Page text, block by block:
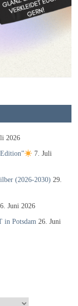
2026
7. Juli
(2026-2030) 29.
Juni 2026
in Potsdam 26. Juni